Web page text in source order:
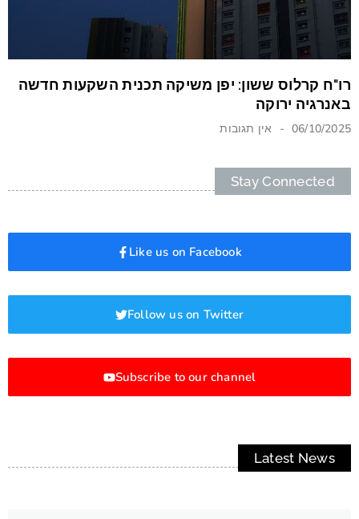
רו"ח קרלוס ששון: יפן משיקה תכנית השקעות חדשה
באנרגיה ירוקה
06/10/2025 אין תגובות
Stay Connected
Like us on Facebook
Follow us on Twitter
Subscribe to our channel
Latest News